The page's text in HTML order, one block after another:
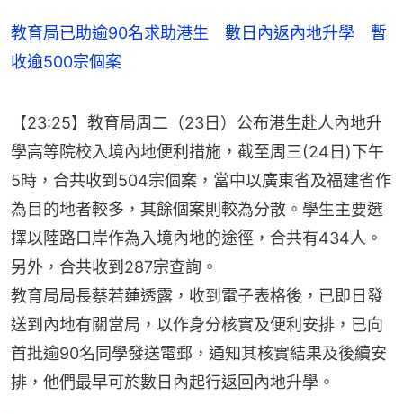
教育局已助逾90名求助港生 數日內返內地升學 暫
收逾500宗個案
【23:25】教育局周二（23日）公布港生赴人內地升
學高等院校入境內地便利措施，截至周三(24日)下午
5時，合共收到504宗個案，當中以廣東省及福建省作
為目的地者較多，其餘個案則較為分散。學生主要選
擇以陸路口岸作為入境內地的途徑，合共有434人。
另外，合共收到287宗查詢。
教育局局長蔡若蓮透露，收到電子表格後，已即日發
送到內地有關當局，以作身分核實及便利安排，已向
首批逾90名同學發送電郵，通知其核實結果及後續安
排，他們最早可於數日內起行返回內地升學。